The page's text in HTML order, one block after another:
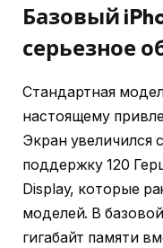
Базовый
серьезное
Стандартная
настоящему
Экран увеличился
поддержку 120
Display, которые
моделей. В
гигабайт памяти